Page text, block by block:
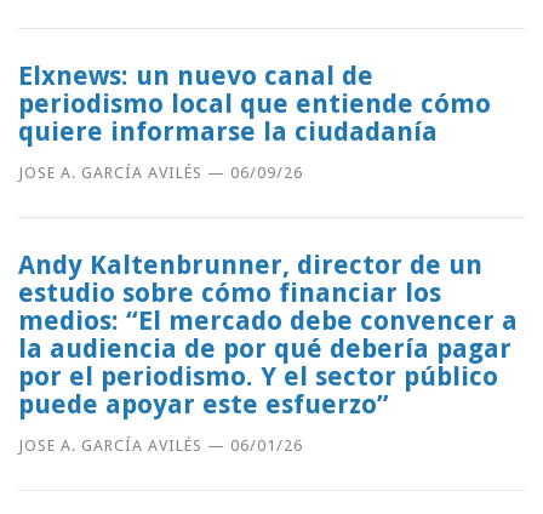
Elxnews: un nuevo canal de
periodismo local que entiende cómo
quiere informarse la ciudadanía
JOSE A. GARCÍA AVILÉS — 06/09/26
Andy Kaltenbrunner, director de un
estudio sobre cómo financiar los
medios: “El mercado debe convencer a
la audiencia de por qué debería pagar
por el periodismo. Y el sector público
puede apoyar este esfuerzo”
JOSE A. GARCÍA AVILÉS — 06/01/26